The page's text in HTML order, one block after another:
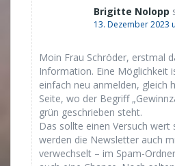
Brigitte Nolopp
13. Dezember 2023
Moin Frau Schröder, erstmal
Information. Eine Möglichkeit
einfach neu anmelden, gleich
Seite, wo der Begriff
grün geschrieben steht.
Das sollte einen Versuch wert
werden die Newsletter auch
verwechselt – im Spam-